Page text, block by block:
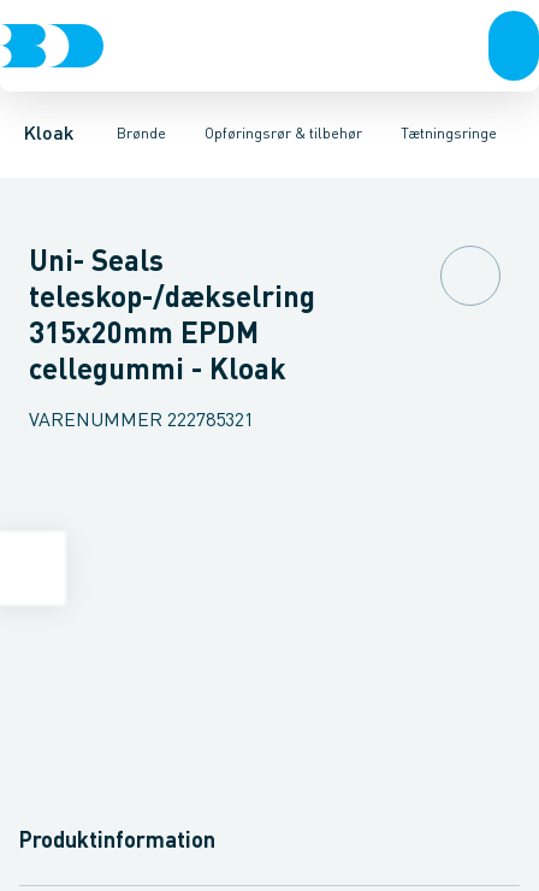
Kloak Brønde
Rør & fittingsBrønde BrøndgodsLinjeafvandingTanke,
Opføringsrør & tilbehør
Rense & inspektions brøndeOpføringsrør & tilbehør
Tætningsringe
OpføringsrørTætningsringeLågBundeMuffer Reduktioner
Uni- Seals
teleskop-/dækselring
315x20mm EPDM
cellegummi - Kloak
VARENUMMER 222785321
Produktinformation